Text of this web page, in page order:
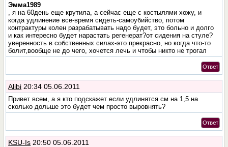
Эмма1989
, я на 60день еще крутила, а сейчас еще с костылями хожу, и
когда удлинение все-время сидеть-самоубийство, потом
контрактуры колен разрабатывать надо будет, это больно и долго
и как интересно будет нарастать регенерат?от сидения на стуле?
уверенность в собственных силах-это прекрасно, но когда что-то
болит,вообще не до чего, хочется лечь и чтобы никто не трогал
Ответ
Alibi 20:34 05.06.2011
Привет всем, а я кто подскажет если удлинятся см на 1,5 на
сколько дольше это будет чем просто выровнять?
Ответ
KSU-Is 20:50 05.06.2011